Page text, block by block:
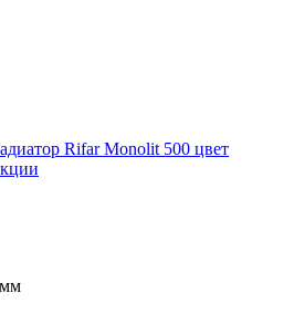
Rifar Monolit 500 цвет